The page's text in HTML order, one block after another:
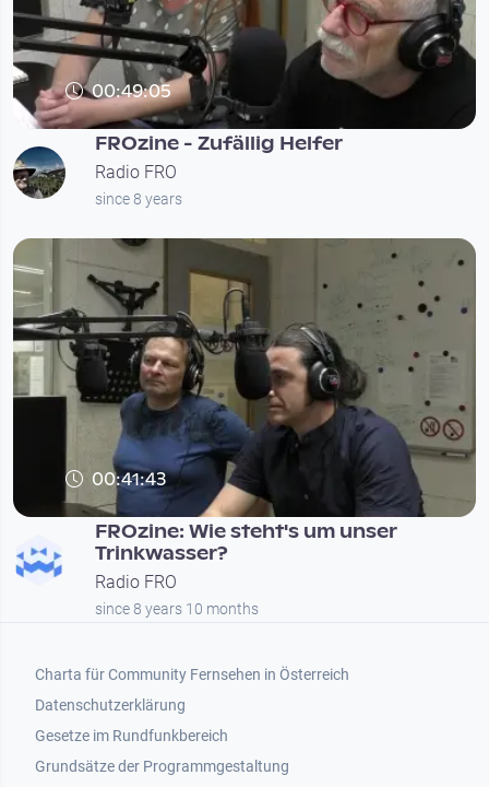
00:49:05
FROzine - Zufällig Helfer
Radio FRO
since 8 years
00:41:43
FROzine: Wie steht's um unser
Trinkwasser?
Radio FRO
since 8 years 10 months
Footer 1
Charta für Community Fernsehen in Österreich
Datenschutzerklärung
Gesetze im Rundfunkbereich
Grundsätze der Programmgestaltung